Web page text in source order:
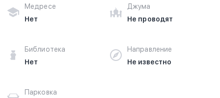
Медресе
Нет
Джума
Не проводят
Библиотека
Нет
Направление
Не известно
Парковка